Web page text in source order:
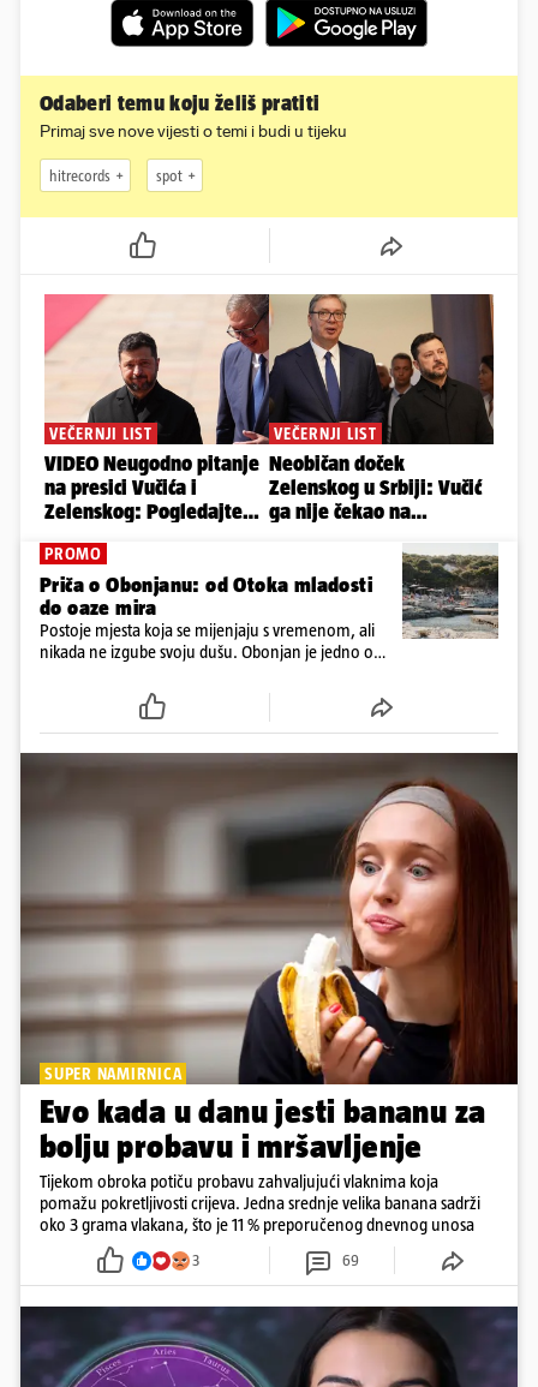
Odaberi temu koju želiš pratiti
Primaj sve nove vijesti o temi i budi u tijeku
hitrecords spot
PROMO
Priča o Obonjanu: od Otoka mladosti
do oaze mira
Postoje mjesta koja se mijenjaju s vremenom, ali
nikada ne izgube svoju dušu. Obonjan je jedno od
SUPER NAMIRNICA
Evo kada u danu jesti bananu za
bolju probavu i mršavljenje
Tijekom obroka potiču probavu zahvaljujući vlaknima koja
pomažu pokretljivosti crijeva. Jedna srednje velika banana sadrži
oko 3 grama vlakana, što je 11 % preporučenog dnevnog unosa
3 69